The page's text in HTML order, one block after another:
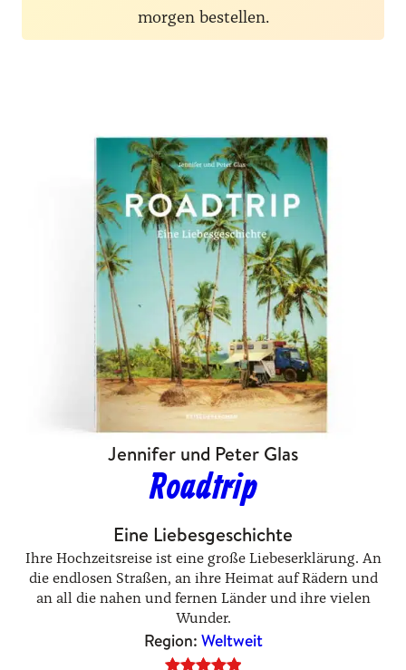
morgen bestellen.
Jennifer und Peter Glas
Roadtrip
Eine Liebesgeschichte
Ihre Hochzeitsreise ist eine große Liebeserklärung. ­An
die endlosen Straßen, an ihre Heimat auf Rädern und
an all die nahen und fernen Länder und ihre vielen
Wunder.
Region: Weltweit